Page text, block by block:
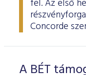
ESG Útmutató
fel. Az első
Concorde
A BÉT